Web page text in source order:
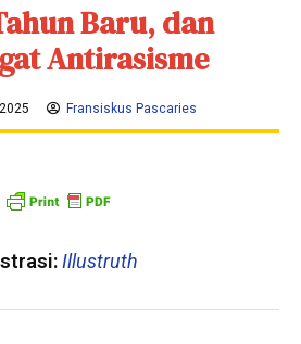
Baru, dan
Antirasisme
Fransiskus Pascaries
Illustruth